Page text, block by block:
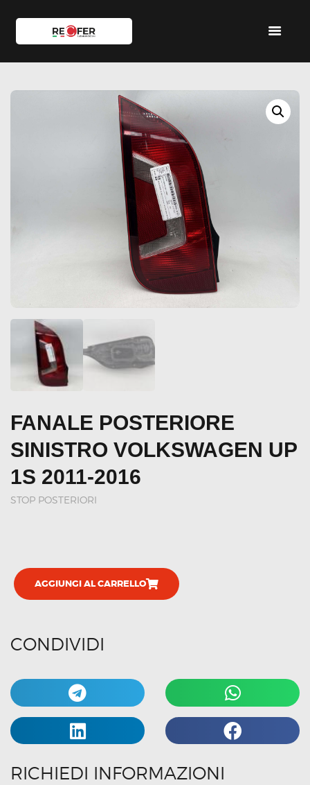
HOME
IL TEAM
CONTATTI
ACCOUNT
FANALE POSTERIORE
SINISTRO VOLKSWAGEN UP
1S 2011-2016
STOP POSTERIORI
AGGIUNGI AL CARRELLO
CONDIVIDI
RICHIEDI INFORMAZIONI